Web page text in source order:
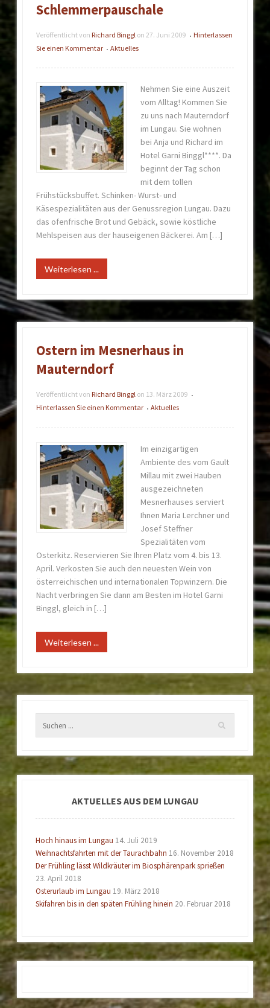
Schlemmerpauschale
Veröffentlicht von Richard Binggl on 27. Juni 2009 • Hinterlassen
Sie einen Kommentar
• Aktuelles
Nehmen Sie eine Auszeit
vom Alltag! Kommen Sie
zu uns nach Mauterndorf
im Lungau. Sie wohnen
bei Anja und Richard im
Hotel Garni Binggl****. Da
beginnt der Tag schon
mit dem tollen
Frühstücksbuffet. Schinken- Wurst- und
Käsespezialitäten aus der Genussregion Lungau. Dazu
das ofenfrische Brot und Gebäck, sowie köstliche
Mehlspeisen aus der hauseigenen Bäckerei. Am […]
Weiterlesen ...
Ostern im Mesnerhaus in
Mauterndorf
Veröffentlicht von Richard Binggl on 13. März 2009 •
Hinterlassen Sie einen Kommentar • Aktuelles
Im einzigartigen
Ambiente des vom Gault
Millau mit zwei Hauben
ausgezeichneten
Mesnerhauses serviert
Ihnen Maria Lerchner und
Josef Steffner
Spezialitäten vom
Osterkitz. Reservieren Sie Ihren Platz vom 4. bis 13.
April. Verkosten Sie auch den neuesten Wein von
österreichischen und internationalen Topwinzern. Die
Nacht verbringen Sie dann am Besten im Hotel Garni
Binggl, gleich in […]
Weiterlesen ...
AKTUELLES AUS DEM LUNGAU
Hoch hinaus im Lungau 14. Juli 2019
Weihnachtsfahrten mit der Taurachbahn 16. November 2018
Der Frühling lässt Wildkräuter im Biosphärenpark sprießen
23. April 2018
Osterurlaub im Lungau 19. März 2018
Skifahren bis in den späten Frühling hinein 20. Februar 2018